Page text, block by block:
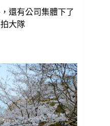
還有公司集體下了
大隊